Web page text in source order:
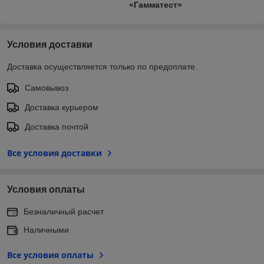
«Гамматест»
Условия доставки
Доставка осуществляется только по предоплате.
Самовывоз
Доставка курьером
Доставка почтой
Все условия доставки
Условия оплаты
Безналичный расчет
Наличными
Все условия оплаты